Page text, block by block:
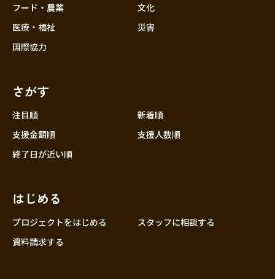
フード・農業
医療・福祉
国際協力
文化
災害
さがす
注目順
新着順
支援金額順
支援人数順
終了日が近い順
はじめる
プロジェクトをはじめる
スタッフに相談する
資料請求する